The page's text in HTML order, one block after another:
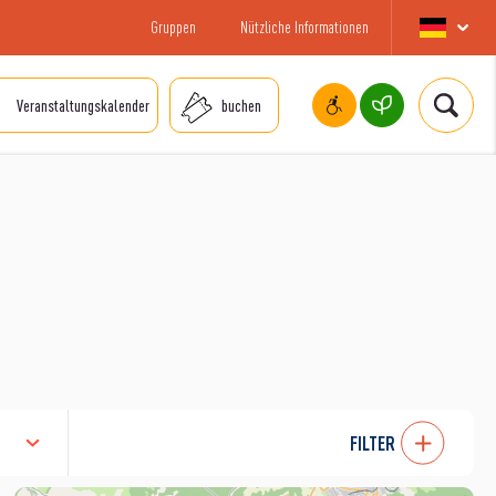
Gruppen Nützliche Informationen
Veranstaltungskalender buchen
FILTER